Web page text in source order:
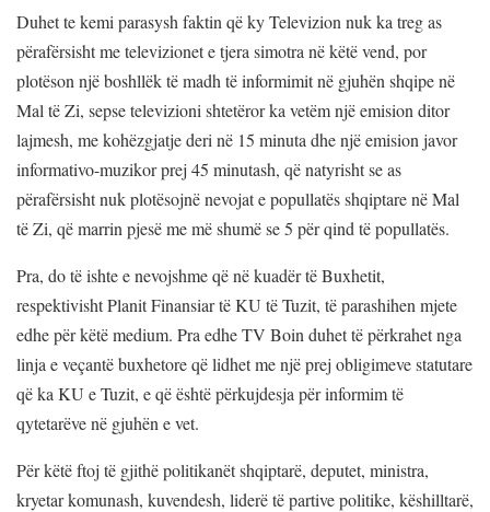
Duhet te kemi parasysh faktin që ky Televizion nuk ka treg as
përafërsisht me televizionet e tjera simotra në këtë vend, por
plotëson një boshllëk të madh të informimit në gjuhën shqipe në
Mal të Zi, sepse televizioni shtetëror ka vetëm një emision ditor
lajmesh, me kohëzgjatje deri në 15 minuta dhe një emision javor
informativo-muzikor prej 45 minutash, që natyrisht se as
përafërsisht nuk plotësojnë nevojat e popullatës shqiptare në Mal
të Zi, që marrin pjesë me më shumë se 5 për qind të popullatës.
Pra, do të ishte e nevojshme që në kuadër të Buxhetit,
respektivisht Planit Finansiar të KU të Tuzit, të parashihen mjete
edhe për këtë medium. Pra edhe TV Boin duhet të përkrahet nga
linja e veçantë buxhetore që lidhet me një prej obligimeve statutare
që ka KU e Tuzit, e që është përkujdesja për informim të
qytetarëve në gjuhën e vet.
Për këtë ftoj të gjithë politikanët shqiptarë, deputet, ministra,
kryetar komunash, kuvendesh, liderë të partive politike, këshilltarë,